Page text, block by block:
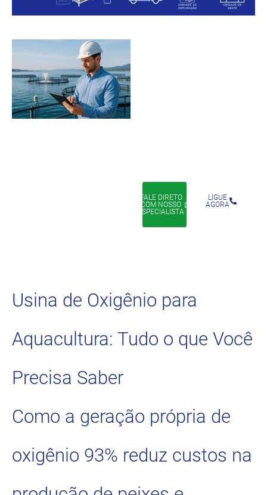
FALE DIRETO
COM NOSSO
ESPECIALISTA
LIGUE
AGORA
Usina de Oxigênio para
Aquacultura: Tudo o que Você
Precisa Saber
Como a geração própria de
oxigênio 93% reduz custos na